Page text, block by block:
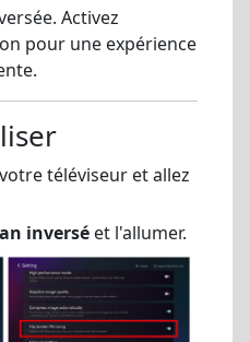
Activez
pour une expérience
téléviseur et allez
inversé et l'allumer.